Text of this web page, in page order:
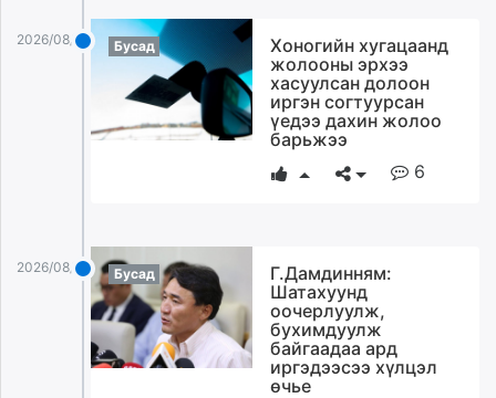
2026/08/03 Бусад
Хоногийн хугацаанд
жолооны эрхээ
хасуулсан долоон
иргэн согтуурсан
үедээ дахин жолоо
барьжээ
6
2026/08/03 Бусад
Г.Дамдинням:
Шатахуунд
оочерлуулж,
бухимдуулж
байгаадаа ард
иргэдээсээ хүлцэл
өчье